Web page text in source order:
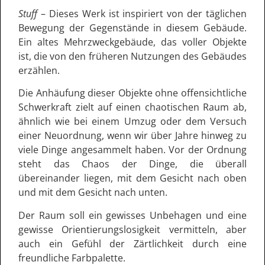
Stuff– Dieses Werk ist inspiriert von der täglichen
Bewegung der Gegenstände in diesem Gebäude.
Ein altes Mehrzweckgebäude, das voller Objekte
ist, die von den früheren Nutzungen des Gebäudes
erzählen.
Die Anhäufung dieser Objekte ohne offensichtliche
Schwerkraft zielt auf einen chaotischen Raum ab,
ähnlich wie bei einem Umzug oder dem Versuch
einer Neuordnung, wenn wir über Jahre hinweg zu
viele Dinge angesammelt haben. Vor der Ordnung
steht das Chaos der Dinge, die überall
übereinander liegen, mit dem Gesicht nach oben
und mit dem Gesicht nach unten.
Der Raum soll ein gewisses Unbehagen und eine
gewisse Orientierungslosigkeit vermitteln, aber
auch ein Gefühl der Zärtlichkeit durch eine
freundliche Farbpalette.